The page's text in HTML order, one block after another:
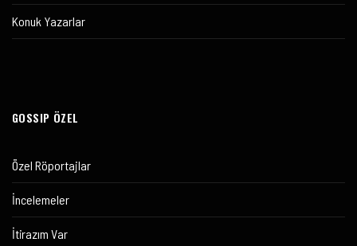
Konuk Yazarlar
GOSSIP ÖZEL
Özel Röportajlar
İncelemeler
İtirazım Var